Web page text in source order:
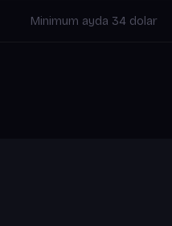
Minimum ayda 34 dolar